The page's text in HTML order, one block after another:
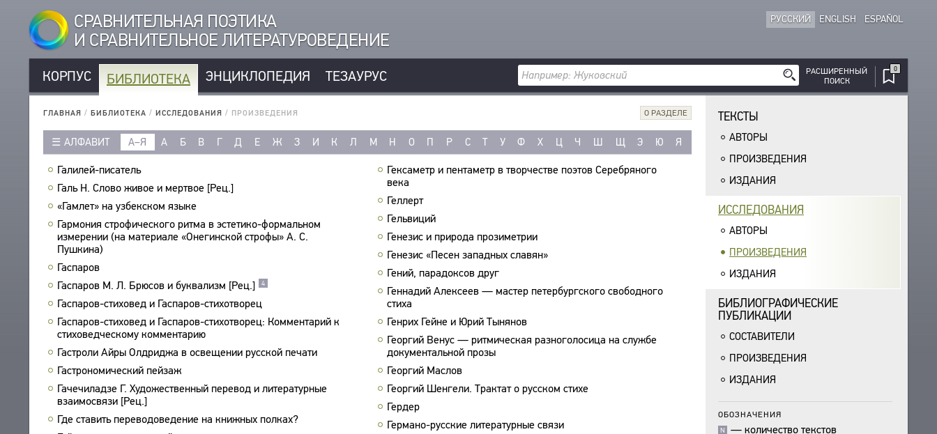
СРАВНИТЕЛЬНАЯ ПОЭТИКА
И СРАВНИТЕЛЬНОЕ ЛИТЕРАТУРОВЕДЕНИЕ
РУССКИЙ ENGLISH ESPAÑOL
КОРПУС БИБЛИОТЕКА ЭНЦИКЛОПЕДИЯ ТЕЗАУРУС
РАСШИРЕННЫЙ
ПОИСК
0
ГЛАВНАЯ / БИБЛИОТЕКА / ИССЛЕДОВАНИЯ / ПРОИЗВЕДЕНИЯ О РАЗДЕЛЕ
АЛФАВИТ А–Я А Б В Г Д Е Ж З И К Л М Н О П Р С Т У Ф Х Ц Ч Ш Щ Э Ю Я
Галилей-писатель
Галь Н. Слово живое и мертвое [Рец.]
«Гамлет» на узбекском языке
Гармония строфического ритма в эстетико-формальном
измерении (на материале «Онегинской строфы» А. С.
Пушкина)
Гаспаров
Гаспаров М. Л. Брюсов и буквализм [Рец.]
4
Гаспаров-стиховед и Гаспаров-стихотворец
Гаспаров-стиховед и Гаспаров-стихотворец: Комментарий к
стиховедческому комментарию
Гастроли Айры Олдриджа в освещении русской печати
Гастрономический пейзаж
Гачечиладзе Г. Художественный перевод и литературные
взаимосвязи [Рец.]
Где ставить переводоведение на книжных полках?
Гексаметр и пентаметр в творчестве поэтов Серебряного
века
Геллерт
Гельвиций
Генезис и природа прозиметрии
Генезис «Песен западных славян»
Гений, парадоксов друг
Геннадий Алексеев — мастер петербургского свободного
стиха
Генрих Гейне и Юрий Тынянов
Георгий Венус — ритмическая разноголосица на службе
документальной прозы
Георгий Маслов
Георгий Шенгели. Трактат о русском стихе
Гердер
Германо-русские литературные связи
ТЕКСТЫ
АВТОРЫ
ПРОИЗВЕДЕНИЯ
ИЗДАНИЯ
ИССЛЕДОВАНИЯ
АВТОРЫ
ПРОИЗВЕДЕНИЯ
ИЗДАНИЯ
БИБЛИОГРАФИЧЕСКИЕ
ПУБЛИКАЦИИ
СОСТАВИТЕЛИ
ПРОИЗВЕДЕНИЯ
ИЗДАНИЯ
ОБОЗНАЧЕНИЯ
N — количество текстов
КОРПУС
РУССКОЯЗЫЧНЫЕ ПРОИЗВЕДЕНИЯ
ИНОЯЗЫЧНЫЕ ПРОИЗВЕДЕНИЯ
МЕТРИКА
СТРОФИКА
ЯЗЫКИ
РЕЧЕВЫЕ ФОРМЫ
ТИПЫ
КОЛИЧЕСТВО ПЕРЕВОДОВ
БИБЛИОТЕКА
ТЕКСТЫ
АВТОРЫ
ПРОИЗВЕДЕНИЯ
ИЗДАНИЯ
ИССЛЕДОВАНИЯ
АВТОРЫ
ПРОИЗВЕДЕНИЯ
ИЗДАНИЯ
БИБЛИОГРАФИЧЕСКИЕ ПУБЛИКАЦИИ
СОСТАВИТЕЛИ
ПРОИЗВЕДЕНИЯ
ИЗДАНИЯ
ЭНЦИКЛОПЕДИЯ
СЛОВНИК
ВСЕ БИОСПРАВКИ
ТЕЗАУРУС
СТРУКТУРА